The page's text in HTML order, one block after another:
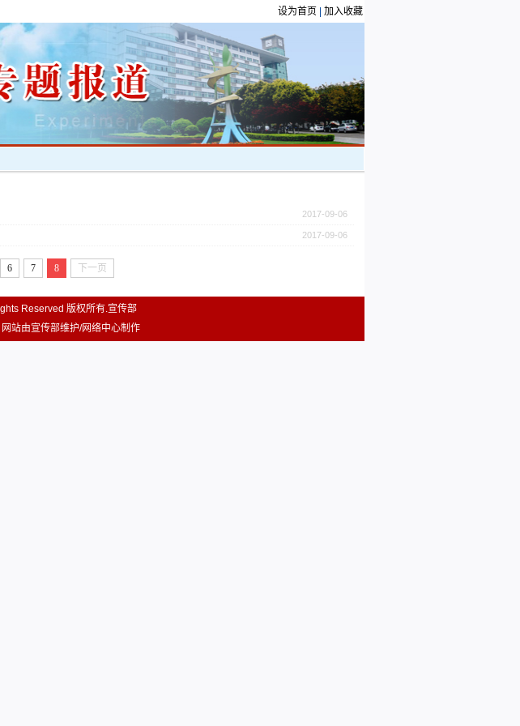
设为首页 加入收藏
2017-09-06
2017-09-06
6 7 8 下一页
Reserved 版权所有.宣传部
站由宣传部维护/网络中心制作